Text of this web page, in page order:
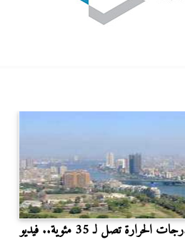
تصل لـ 35 مئوية.. فيديو